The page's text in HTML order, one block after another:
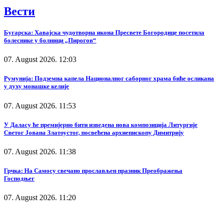
Вести
Бугарска: Хавајска чудотворна икона Пресвете Богородице посетила
болеснике у болници „Пирогов“
07. August 2026. 12:03
Румунија: Подземна капела Националног саборног храма биће осликана
у духу монашке келије
07. August 2026. 11:53
У Даласу ће премијерно бити изведена нова композиција Литургије
Светог Јована Златоустог, посвећена архиепископу Димитрију
07. August 2026. 11:38
Грчка: На Самосу свечано прослављен празник Преображења
Господњег
07. August 2026. 11:20